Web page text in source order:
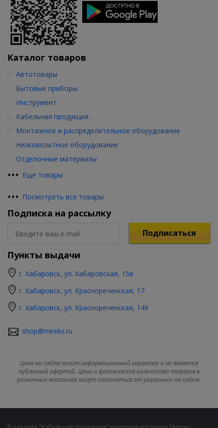
Каталог товаров
••• Еще товары
Автотовары
Бытовые приборы
Инструмент
Кабельная продукция
Монтажное и распределительное оборудование
Низковольтное оборудование
Отделочные материалы
••• Посмотреть все товары
Подписка на рассылку
Подписаться
Пункты выдачи
г. Хабаровск, ул. Хабаровская, 15в
г. Хабаровск, ул. Краснореченская, 17
г. Хабаровск, ул. Краснореченская, 149
shop@mireks.ru
Цена на сайте носит информационный характер и не является
публичной офертой. Цены и фактическое количество товаров в
розничных магазинах могут отличаться от указанных на сайте.